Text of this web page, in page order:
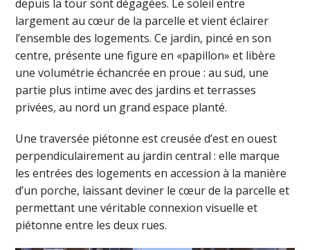
depuis la tour sont dégagées. Le soleil entre
largement au cœur de la parcelle et vient éclairer
l’ensemble des logements. Ce jardin, pincé en son
centre, présente une figure en «papillon» et libère
une volumétrie échancrée en proue : au sud, une
partie plus intime avec des jardins et terrasses
privées, au nord un grand espace planté.
Une traversée piétonne est creusée d’est en ouest
perpendiculairement au jardin central : elle marque
les entrées des logements en accession à la manière
d’un porche, laissant deviner le cœur de la parcelle et
permettant une véritable connexion visuelle et
piétonne entre les deux rues.